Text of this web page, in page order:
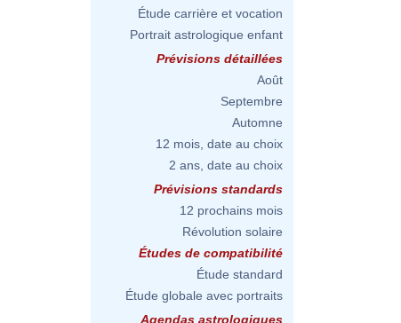
Étude carrière et vocation
Portrait astrologique enfant
Prévisions détaillées
Août
Septembre
Automne
12 mois, date au choix
2 ans, date au choix
Prévisions standards
12 prochains mois
Révolution solaire
Études de compatibilité
Étude standard
Étude globale avec portraits
Agendas astrologiques